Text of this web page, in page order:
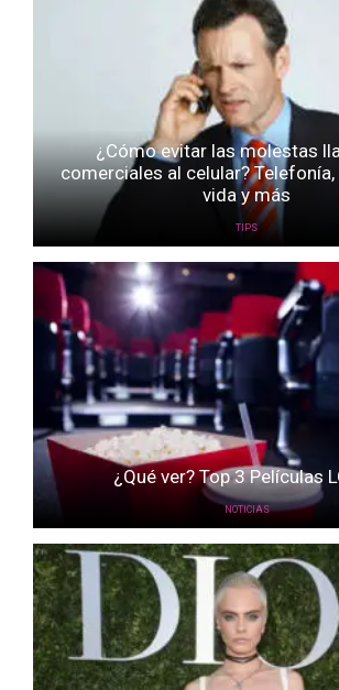
¿Cómo evitar las molestas
comerciales al celular?
vida y más
TIPS
¿Qué ver? Top 3 Películas
NOTICIAS